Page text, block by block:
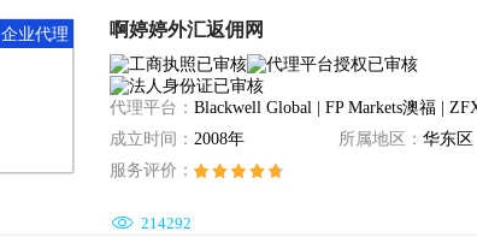
AETOS USGFX联准国际
GMO Trading 乐天证券香港 City Credit Capital
盈透证券
企业代理 啊婷婷外汇返佣网
代理平台：
成立时间： 2008年 所属地区： 华东区
服务评价：
 214292